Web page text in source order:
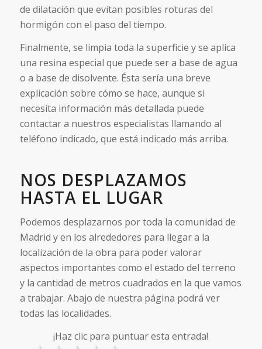
de dilatación que evitan posibles roturas del
hormigón con el paso del tiempo.
Finalmente, se limpia toda la superficie y se aplica
una resina especial que puede ser a base de agua
o a base de disolvente. Ésta sería una breve
explicación sobre cómo se hace, aunque si
necesita información más detallada puede
contactar a nuestros especialistas llamando al
teléfono indicado, que está indicado más arriba.
NOS DESPLAZAMOS
HASTA EL LUGAR
Podemos desplazarnos por toda la comunidad de
Madrid y en los alrededores para llegar a la
localización de la obra para poder valorar
aspectos importantes como el estado del terreno
y la cantidad de metros cuadrados en la que vamos
a trabajar. Abajo de nuestra página podrá ver
todas las localidades.
¡Haz clic para puntuar esta entrada!